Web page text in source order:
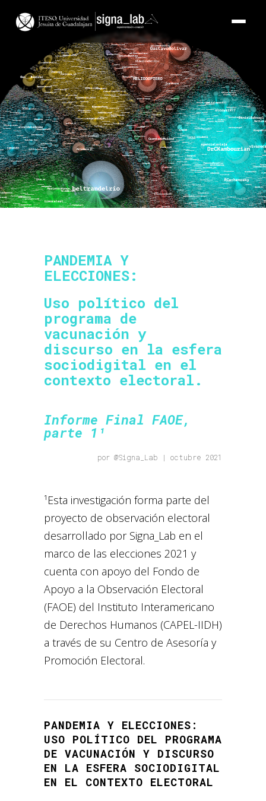
PANDEMIA Y
ELECCIONES:
Uso político del
programa de
vacunación y
discurso en la esfera
sociodigital en el
contexto electoral.
Informe Final FAOE,
parte 1¹
por @Signa_Lab | octubre 2021
¹Esta investigación forma parte del
proyecto de observación electoral
desarrollado por Signa_Lab en el
marco de las elecciones 2021 y
cuenta con apoyo del Fondo de
Apoyo a la Observación Electoral
(FAOE) del Instituto Interamericano
de Derechos Humanos (CAPEL-IIDH)
a través de su Centro de Asesoría y
Promoción Electoral.
PANDEMIA Y ELECCIONES:
USO POLÍTICO DEL PROGRAMA
DE VACUNACIÓN Y DISCURSO
EN LA ESFERA SOCIODIGITAL
EN EL CONTEXTO ELECTORAL